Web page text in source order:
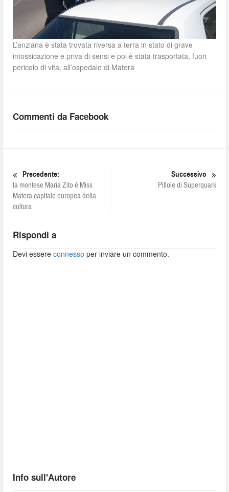
L’anziana è stata trovata riversa a terra in stato di grave
intossicazione e priva di sensi e poi è stata trasportata, fuori
pericolo di vita, all’ospedale di Matera
Commenti da Facebook
Precedente:
la montese Maria Zito è Miss
Matera capitale europea della
cultura
Successivo
Pillole di Superquark
Rispondi a
Devi essereconnesso per inviare un commento.
Info sull'Autore